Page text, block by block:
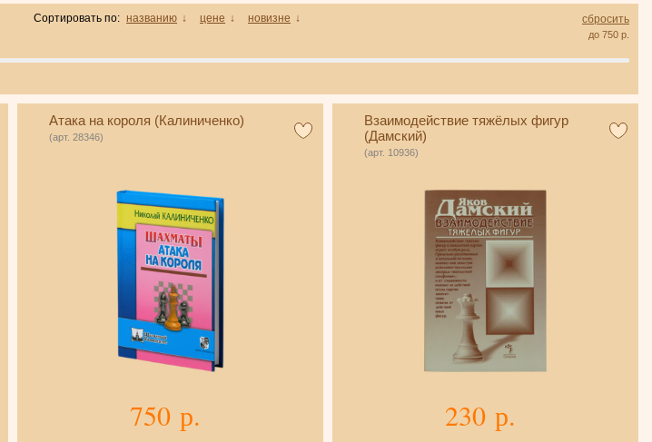
Сортировать по: названию ↓ цене ↓ новизне ↓
до 750 р.
сбросить
Атака на короля (Калиниченко)
(арт. 28346)
750 р.
Взаимодействие тяжёлых фигур
(Дамский)
(арт. 10936)
230 р.